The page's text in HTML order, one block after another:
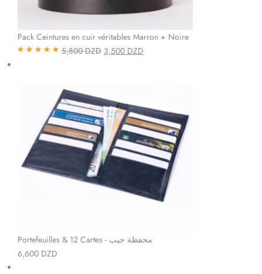
Pack Ceintures en cuir véritables Marron + Noire
5,800DZD 3,500 DZD
Portefeuilles & 12 Cartes - محفظة جيب
6,600 DZD